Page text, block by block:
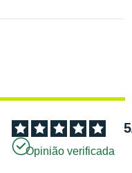
5
Opinião verificada